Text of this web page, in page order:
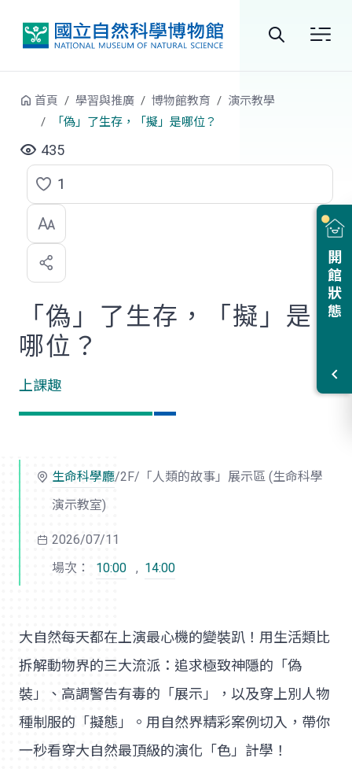
站
開館狀態
首頁 學習與推廣 博物館教育
演示教學
「偽」了生存，「擬」是哪位？
435
點
選
喜
歡
1
「偽」了生存，「擬」是
哪位？
上課趣
生命科學廳/2F/「人類的故事」展示區 (生命科學
演示教室)
2026/07/11
場次：
10:00 , 14:00
大自然每天都在上演最心機的變裝趴！用生活類比
拆解動物界的三大流派：追求極致神隱的「偽
裝」、高調警告有毒的「展示」，以及穿上別人物
種制服的「擬態」。用自然界精彩案例切入，帶你
一秒看穿大自然最頂級的演化「色」計學！